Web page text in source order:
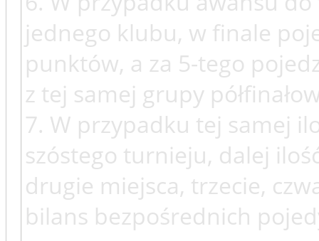
jednego klubu, w finale
punktów, a za 5-tego
z tej samej grupy
7. W przypadku tej samej
szóstego turnieju, dalej
drugie miejsca, trzecie,
bilans bezpośrednich